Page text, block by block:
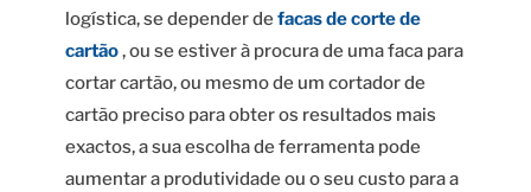
logística, se depender defacas de corte de
cartão, ou se estiver à procura de uma faca para
cortar cartão, ou mesmo de um cortador de
cartão preciso para obter os resultados mais
exactos, a sua escolha de ferramenta pode
aumentar a produtividade ou o seu custo para a